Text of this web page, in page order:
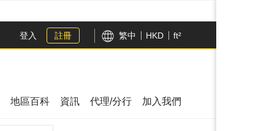
登入 註冊 繁中 HKD ft²
地區百科 資訊 代理/分行 加入我們